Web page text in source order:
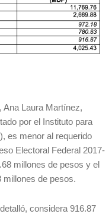
Ana Laura Martínez,
por el Instituto para
es menor al requerido
Electoral Federal 2017-
millones de pesos y el
millones de pesos.
considera 916.87